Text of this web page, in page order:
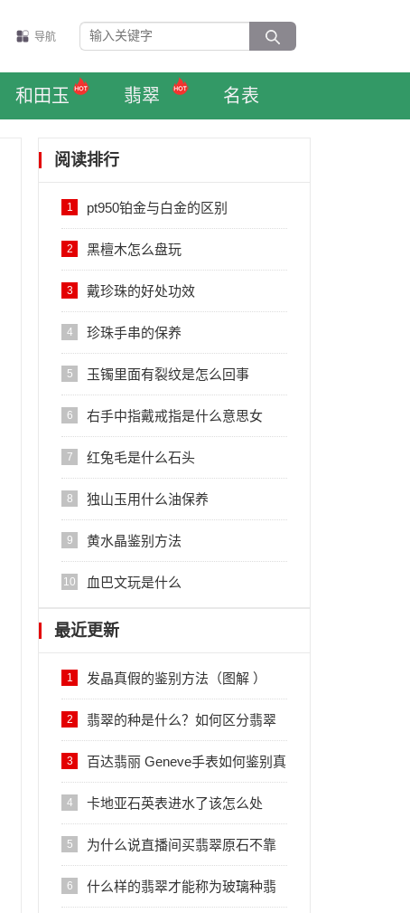
导航
和田玉 翡翠 名表
阅读排行
1 pt950铂金与白金的区别
2 黑檀木怎么盘玩
3 戴珍珠的好处功效
4 珍珠手串的保养
5 玉镯里面有裂纹是怎么回事
6 右手中指戴戒指是什么意思女
7 红兔毛是什么石头
8 独山玉用什么油保养
9 黄水晶鉴别方法
10 血巴文玩是什么
最近更新
1 发晶真假的鉴别方法（图解 ）
2 翡翠的种是什么？如何区分翡翠
的种？
3 百达翡丽 Geneve手表如何鉴别真
伪？
4 卡地亚石英表进水了该怎么处
理？
5 为什么说直播间买翡翠原石不靠
谱？
6 什么样的翡翠才能称为玻璃种翡